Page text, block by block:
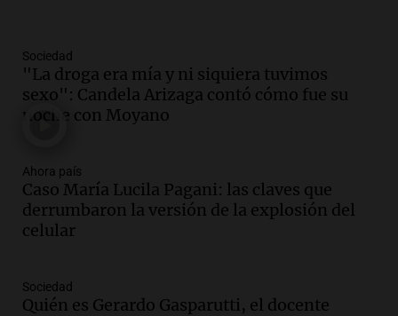
Audio.
Mendoza se prepara para un fin
de semana helado y ciudadanos
marchan contra reforma de tierras
Panorama Federal
Audio.
El "Mono" de Kapanga
adelantó su show en Rosario.
Viva la Radio Rosario
Episodios
en suspenso a hombre por simular robo
Sociedad
"La droga era mía y ni siquiera tuvimos
sexo": Candela Arizaga contó cómo fue su
noche con Moyano
Ahora país
Caso María Lucila Pagani: las claves que
derrumbaron la versión de la explosión del
celular
Sociedad
Quién es Gerardo Gasparutti, el docente